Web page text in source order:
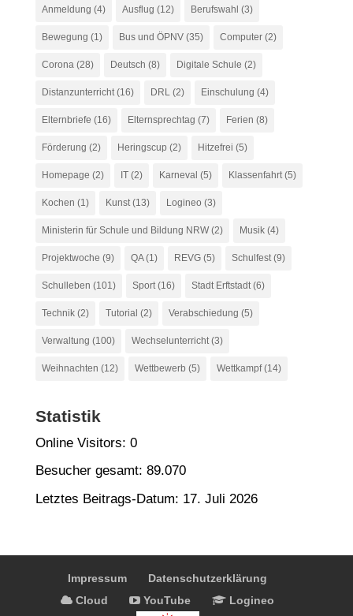
Anmeldung (4) Ausflug (12) Berufswahl (3)
Bewegung (1) Bus und ÖPNV(35) Computer(2)
Corona (28) Deutsch (8) Digitale Schule (2)
Distanzunterricht(16) DRL (2) Einschulung (4)
Elternbriefe (16) Elternsprechtag (7) Ferien (8)
Förderung (2) Heringscup (2) Hitzefrei (5)
Homepage (2) IT(2) Karneval (5) Klassenfahrt(5)
Kochen (1) Kunst(13) Logineo (3)
Ministerin für Schule und Bildung NRW(2) Musik(4)
Projektwoche (9) QA(1) REVG(5) Schulfest(9)
Schulleben (101) Sport(16) Stadt Erftstadt(6)
Technik(2) Tutorial (2) Verabschiedung (5)
Verwaltung (100) Wechselunterricht(3)
Weihnachten (12) Wettbewerb (5) Wettkampf(14)
Statistik
Online Visitors: 0
Besucher gesamt: 89.070
Letztes Beitrags-Datum: 17. Juli 2026
Impressum
Datenschutzerklärung
Cloud
YouTube Logineo